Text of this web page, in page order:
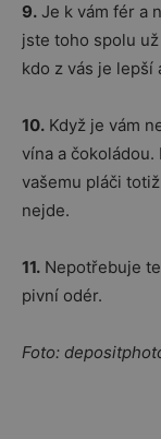
9. Je k vám fér a
jste toho spolu
kdo z vás je lepší
10. Když je vám
vína a
vašemu pláči
nejde.
11. Nepotřebuje
pivní odér.
Foto: